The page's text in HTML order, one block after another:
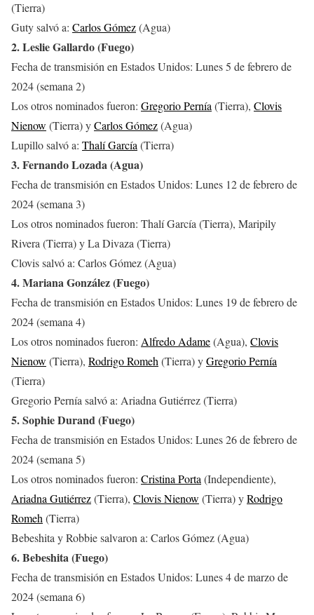
(Tierra)
Guty salvó a: Carlos Gómez(Agua)
2. Leslie Gallardo (Fuego)
Fecha de transmisión en Estados Unidos: Lunes 5 de febrero de
2024 (semana 2)
Los otros nominados fueron: Gregorio Pernía (Tierra), Clovis
Nienow (Tierra) yCarlos Gómez(Agua)
Lupillo salvó a: Thalí García (Tierra)
3. Fernando Lozada (Agua)
Fecha de transmisión en Estados Unidos: Lunes 12 de febrero de
2024 (semana 3)
Los otros nominados fueron: Thalí García (Tierra), Maripily
Rivera (Tierra) y La Divaza (Tierra)
Clovis salvó a: Carlos Gómez (Agua)
4. Mariana González (Fuego)
Fecha de transmisión en Estados Unidos: Lunes 19 de febrero de
2024 (semana 4)
Los otros nominados fueron: Alfredo Adame(Agua), Clovis
Nienow (Tierra), Rodrigo Romeh (Tierra) yGregorio Pernía
(Tierra)
Gregorio Pernía salvó a: Ariadna Gutiérrez (Tierra)
5. Sophie Durand (Fuego)
Fecha de transmisión en Estados Unidos: Lunes 26 de febrero de
2024 (semana 5)
Los otros nominados fueron: Cristina Porta (Independiente),
Ariadna Gutiérrez(Tierra), Clovis Nienow (Tierra) yRodrigo
Romeh (Tierra)
Bebeshita y Robbie salvaron a: Carlos Gómez (Agua)
6. Bebeshita (Fuego)
Fecha de transmisión en Estados Unidos: Lunes 4 de marzo de
2024 (semana 6)